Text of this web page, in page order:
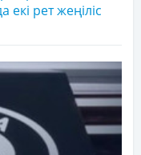
рет жеңіліс